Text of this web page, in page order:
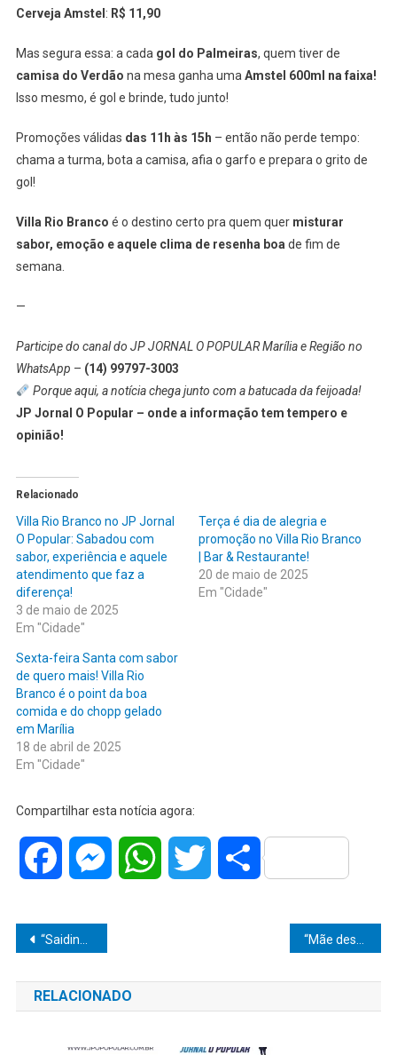
Cerveja Amstel: R$ 11,90
Mas segura essa: a cada gol do Palmeiras, quem tiver de
camisa do Verdão na mesa ganha uma Amstel 600ml na faixa!
Isso mesmo, é gol e brinde, tudo junto!
Promoções válidas das 11h às 15h – então não perde tempo:
chama a turma, bota a camisa, afia o garfo e prepara o grito de
gol!
Villa Rio Branco é o destino certo pra quem quer misturar
sabor, emoção e aquele clima de resenha boa de fim de
semana.
—
Participe do canal do JP JORNAL O POPULAR Marília e Região no
WhatsApp – (14) 99797-3003
Porque aqui, a notícia chega junto com a batucada da feijoada!
JP Jornal O Popular – onde a informação tem tempero e
opinião!
Relacionado
Villa Rio Branco no JP Jornal
O Popular: Sabadou com
sabor, experiência e aquele
atendimento que faz a
diferença!
3 de maio de 2025
Em "Cidade"
Terça é dia de alegria e
promoção no Villa Rio Branco
| Bar & Restaurante!
20 de maio de 2025
Em "Cidade"
Sexta-feira Santa com sabor
de quero mais! Villa Rio
Branco é o point da boa
comida e do chopp gelado
em Marília
18 de abril de 2025
Em "Cidade"
Compartilhar esta notícia agora:
Facebook MessengerWhatsAppTwitter Share
Navegação
de
Post
“Saidinha” termina com 16 presos foragidos em Marília; índice de evasão sobe para 2,7%
RELACIONADO